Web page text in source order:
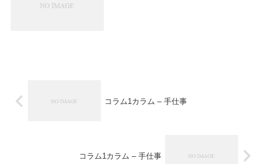
コラム1カラム – 手仕事
コラム1カラム – 手仕事